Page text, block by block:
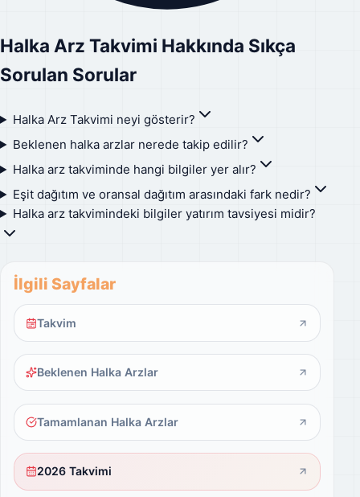
Halka Arz Takvimi Hakkında Sıkça
Sorulan Sorular
Halka Arz Takvimi neyi gösterir?
Beklenen halka arzlar nerede takip edilir?
Halka arz takviminde hangi bilgiler yer alır?
Eşit dağıtım ve oransal dağıtım arasındaki fark nedir?
Halka arz takvimindeki bilgiler yatırım tavsiyesi midir?
İlgili Sayfalar
Takvim
Beklenen Halka Arzlar
Tamamlanan Halka Arzlar
2026 Takvimi